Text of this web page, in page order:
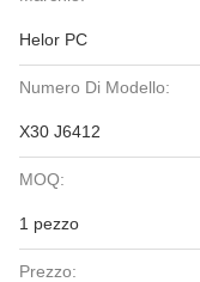
Helor PC
Numero Di Modello:
X30 J6412
MOQ:
1 pezzo
Prezzo: